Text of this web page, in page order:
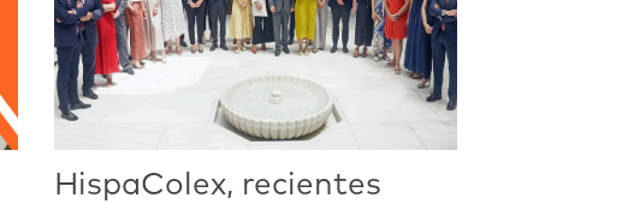
HispaColex, recientes